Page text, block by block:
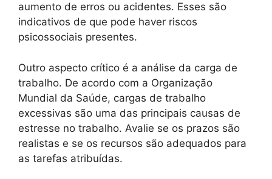
aumento de erros ou acidentes. Esses são
indicativos de que pode haver riscos
psicossociais presentes.
Outro aspecto crítico é a análise da carga de
trabalho. De acordo com a Organização
Mundial da Saúde, cargas de trabalho
excessivas são uma das principais causas de
estresse no trabalho. Avalie se os prazos são
realistas e se os recursos são adequados para
as tarefas atribuídas.